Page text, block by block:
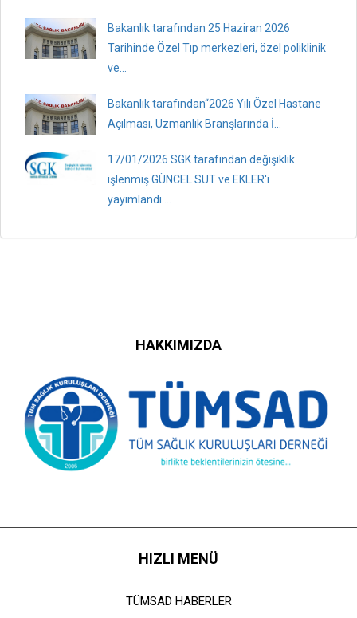
Bakanlık tarafından 25 Haziran 2026
Tarihinde Özel Tıp merkezleri, özel poliklinik
ve...
Bakanlık tarafından“2026 Yılı Özel Hastane
Açılması, Uzmanlık Branşlarında İ...
17/01/2026 SGK tarafından değişiklik
işlenmiş GÜNCEL SUT ve EKLER'i
yayımlandı....
HAKKIMIZDA
HIZLI MENÜ
TÜMSAD HABERLER